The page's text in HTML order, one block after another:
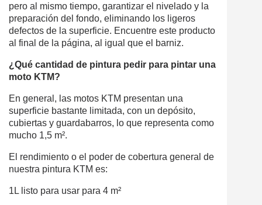
pero al mismo tiempo, garantizar el nivelado y la
preparación del fondo, eliminando los ligeros
defectos de la superficie. Encuentre este producto
al final de la página, al igual que el barniz.
¿Qué cantidad de pintura pedir para pintar una
moto KTM?
En general, las motos KTM presentan una
superficie bastante limitada, con un depósito,
cubiertas y guardabarros, lo que representa como
mucho 1,5 m².
El rendimiento o el poder de cobertura general de
nuestra pintura KTM es:
1L listo para usar para 4 m²